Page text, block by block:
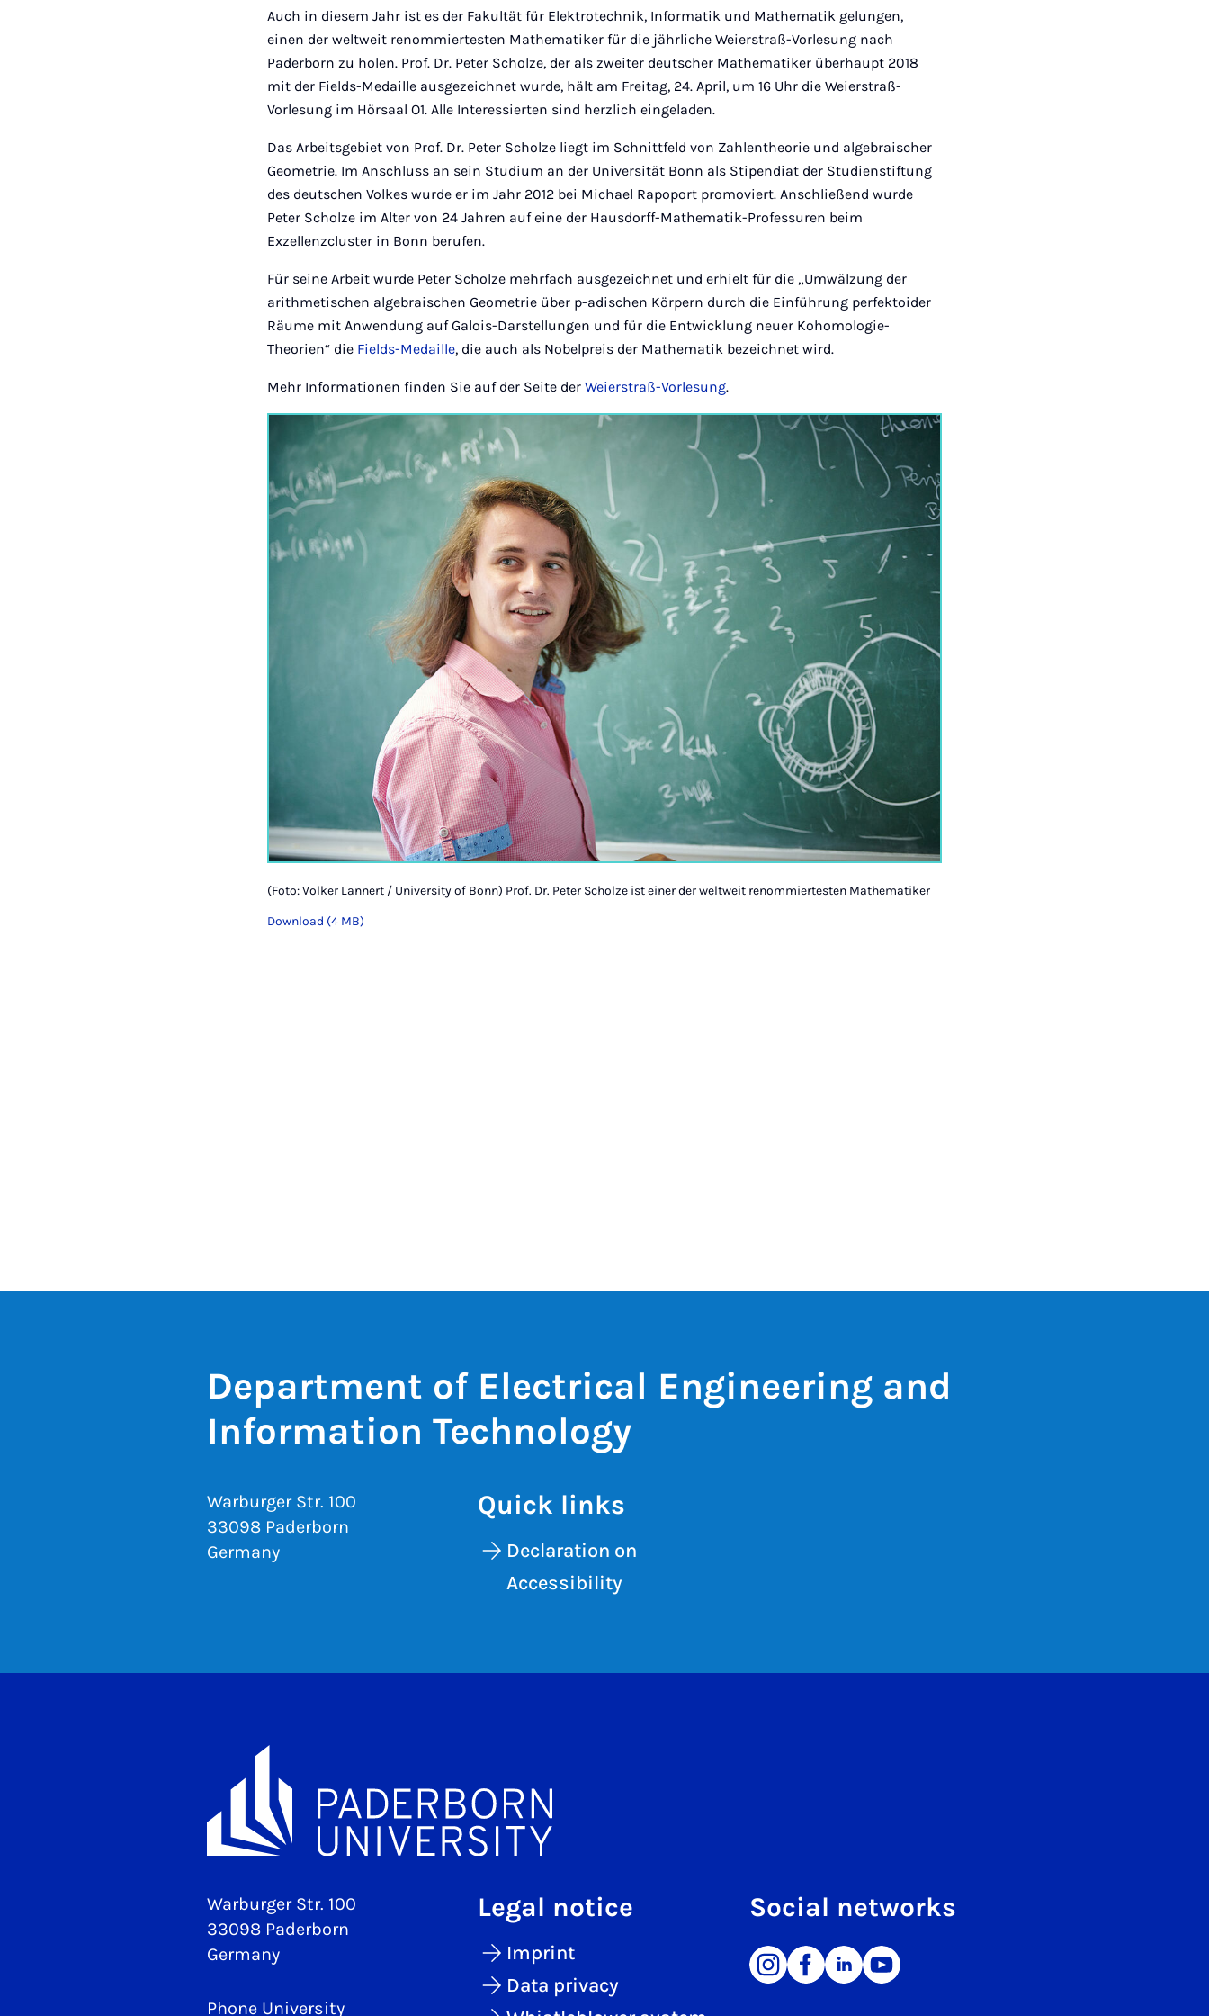
Auch in diesem Jahr ist es der Fakultät für Elektrotechnik, Informatik und Mathematik gelungen,
einen der weltweit renommiertesten Mathematiker für die jährliche Weierstraß-Vorlesung nach
Paderborn zu holen. Prof. Dr. Peter Scholze, der als zweiter deutscher Mathematiker überhaupt 2018
mit der Fields-Medaille ausgezeichnet wurde, hält am Freitag, 24. April, um 16 Uhr die Weierstraß-
Vorlesung im Hörsaal O1. Alle Interessierten sind herzlich eingeladen.
Das Arbeitsgebiet von Prof. Dr. Peter Scholze liegt im Schnittfeld von Zahlentheorie und algebraischer
Geometrie. Im Anschluss an sein Studium an der Universität Bonn als Stipendiat der Studienstiftung
des deutschen Volkes wurde er im Jahr 2012 bei Michael Rapoport promoviert. Anschließend wurde
Peter Scholze im Alter von 24 Jahren auf eine der Hausdorff-Mathematik-Professuren beim
Exzellenzcluster in Bonn berufen.
Für seine Arbeit wurde Peter Scholze mehrfach ausgezeichnet und erhielt für die „Umwälzung der
arithmetischen algebraischen Geometrie über p-adischen Körpern durch die Einführung perfektoider
Räume mit Anwendung auf Galois-Darstellungen und für die Entwicklung neuer Kohomologie-
Theorien“ die Fields-Medaille, die auch als Nobelpreis der Mathematik bezeichnet wird.
Mehr Informationen finden Sie auf der Seite derWeierstraß-Vorlesung.
(Foto: Volker Lannert / University of Bonn) Prof. Dr. Peter Scholze ist einer der weltweit renommiertesten Mathematiker
Download (4 MB)
Department of Electrical Engineering and
Information Technology
Warburger Str. 100
33098 Paderborn
Germany
Quick links
Declaration on
Accessibility
Warburger Str. 100
33098 Paderborn
Germany
Phone University
Legal notice
Imprint
Data privacy
Social networks